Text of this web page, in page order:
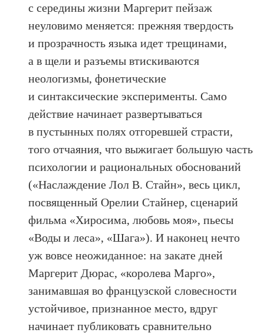
с середины жизни Маргерит пейзаж
неуловимо меняется: прежняя твердость
и прозрачность языка идет трещинами,
а в щели и разъемы втискиваются
неологизмы, фонетические
и синтаксические эксперименты. Само
действие начинает развертываться
в пустынных полях отгоревшей страсти,
того отчаяния, что выжигает большую часть
психологии и рациональных обоснований
(«Наслаждение Лол В. Стайн», весь цикл,
посвященный Орелии Стайнер, сценарий
фильма «Хиросима, любовь моя», пьесы
«Воды и леса», «Шага»). И наконец нечто
уж вовсе неожиданное: на закате дней
Маргерит Дюрас, «королева Марго»,
занимавшая во французской словесности
устойчивое, признанное место, вдруг
начинает публиковать сравнительно